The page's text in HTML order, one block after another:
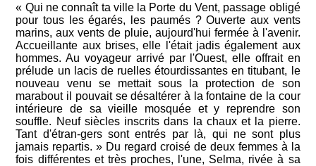
« Qui ne connaît ta ville la Porte du Vent, passage obligé
pour tous les égarés, les paumés ? Ouverte aux vents
marins, aux vents de pluie, aujourd'hui fermée à l'avenir.
Accueillante aux brises, elle l'était jadis également aux
hommes. Au voyageur arrivé par l'Ouest, elle offrait en
prélude un lacis de ruelles étourdissantes en titubant, le
nouveau venu se mettait sous la protection de son
marabout il pouvait se désaltérer à la fontaine de la cour
intérieure de sa vieille mosquée et y reprendre son
souffle. Neuf siècles inscrits dans la chaux et la pierre.
Tant d'étran-gers sont entrés par là, qui ne sont plus
jamais repartis. » Du regard croisé de deux femmes à la
fois différentes et très proches, l'une, Selma, rivée à sa